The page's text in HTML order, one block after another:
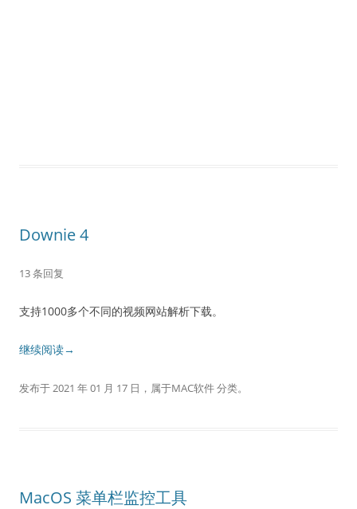
Downie 4
13 条回复
支持1000多个不同的视频网站解析下载。
继续阅读→
发布于2021 年 01 月 17 日 ，属于MAC软件分类。
MacOS 菜单栏监控工具